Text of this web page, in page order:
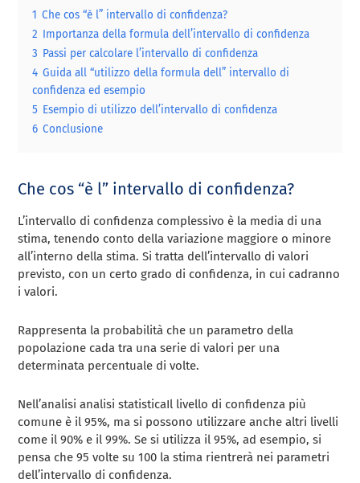
1 Che cos “è l” intervallo di confidenza?
2 Importanza della formula dell’intervallo di confidenza
3 Passi per calcolare l’intervallo di confidenza
4 Guida all “utilizzo della formula dell” intervallo di
confidenza ed esempio
5 Esempio di utilizzo dell’intervallo di confidenza
6 Conclusione
Che cos “è l” intervallo di confidenza?
L’intervallo di confidenza complessivo è la media di una
stima, tenendo conto della variazione maggiore o minore
all’interno della stima. Si tratta dell’intervallo di valori
previsto, con un certo grado di confidenza, in cui cadranno
i valori.
Rappresenta la probabilità che un parametro della
popolazione cada tra una serie di valori per una
determinata percentuale di volte.
Nell’analisi analisi statisticaIl livello di confidenza più
comune è il 95%, ma si possono utilizzare anche altri livelli
come il 90% e il 99%. Se si utilizza il 95%, ad esempio, si
pensa che 95 volte su 100 la stima rientrerà nei parametri
dell’intervallo di confidenza.